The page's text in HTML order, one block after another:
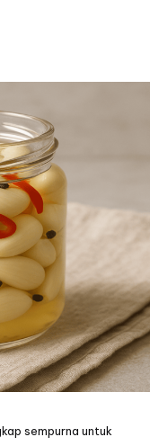
sempurna untuk